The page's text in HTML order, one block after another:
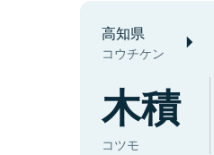
高知県
コウチケン
木積
コツモ